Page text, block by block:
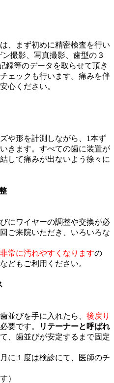
、まず初めに精密検査を行い
撮影、写真撮影、歯型の３
録等のデータを取らせて頂き
ェックも行います。痛みを伴
心ください。
や形を計測しながら、1本ず
きます。すべての歯に装置が
して痛みが出ないよう徐々に
にワイヤーの調整や交換が必
ご来院いただき、いろいろな
常に汚れやすくなりますの
どもご利用ください。
並びを手に入れたら、 後戻り
要です。
リテーナーと呼ばれ
、歯並びが安定するまで固定
に１度は検診にて、医師のチ
）